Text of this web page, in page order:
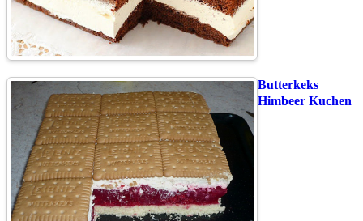
Butterkeks
Himbeer Kuchen